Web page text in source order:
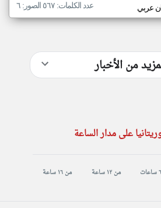
عربي عدد الكلمات: ٥٦٧ الصور: ٦
من الأخبار
على مدار الساعة
من ١٢ ساعة من ١٦ ساعة